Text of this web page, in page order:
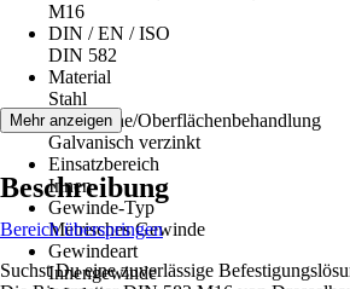
M16
DIN / EN / ISO
DIN 582
Material
Stahl
Oberfläche/Oberflächenbehandlung
Galvanisch verzinkt
Einsatzbereich
Innen
Gewinde-Typ
Metrisches Gewinde
Gewindeart
Innengewinde
Mehr anzeigen
Beschreibung
Bereich überspringen
Suchst Du eine zuverlässige